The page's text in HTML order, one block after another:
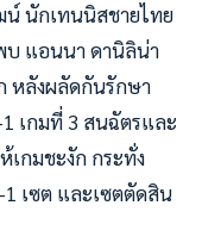
น์ นักเทนนิสชายไทย
บ แอนนา ดานิลิน่า
หลังผลัดกันรักษา
เกมที่ 3 สนฉัตรและ
เกมชะงัก กระทั่ง
เซต และเซตตัดสิน